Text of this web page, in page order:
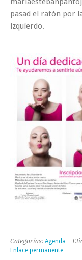
pasad el ratón por
izquierdo.
Categorías: Agenda |
Enlace permanente